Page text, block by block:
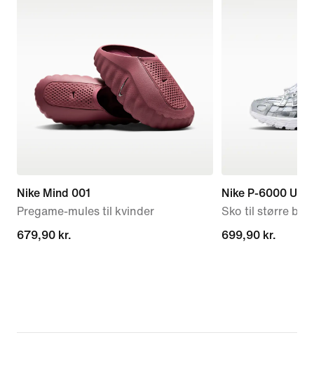
Nike Mind 001
Pregame-mules til kvinder
679,90 kr.
679,90 kr.
Nike P-6000
Sko til større
699,90 kr.
699,90 kr.